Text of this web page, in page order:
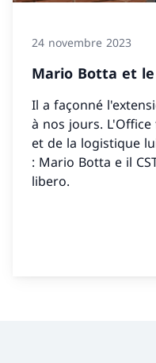
24 novembre 2023
Mario Botta et le
Il a façonné
à nos jours.
et de la logistique
: Mario Botta e il
libero.